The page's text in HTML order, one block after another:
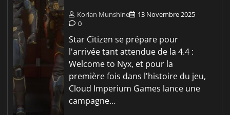
Korian Munshine
13 Novembre 2025
0
Star Citizen se prépare pour
l'arrivée tant attendue de la 4.4 :
Welcome to Nyx, et pour la
première fois dans l'histoire du jeu,
Cloud Imperium Games lance une
campagne…